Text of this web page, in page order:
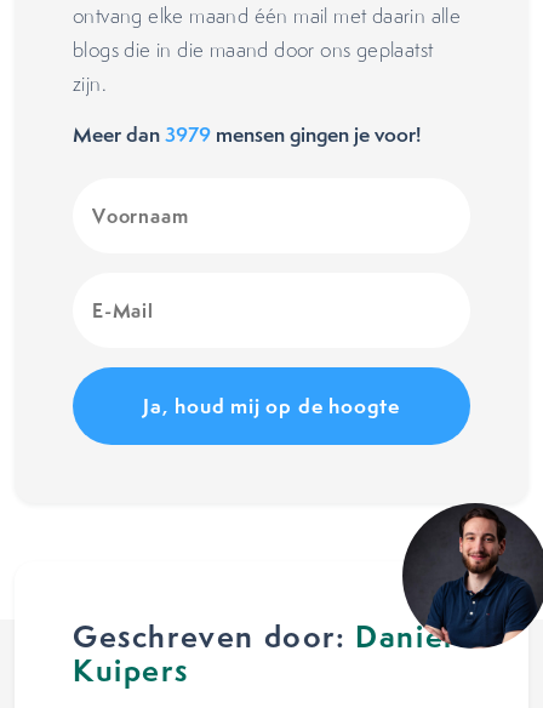
ontvang elke maand één mail met daarin alle
blogs die in die maand door ons geplaatst
zijn.
Meer dan3979 mensen gingen je voor!
(Vereist)
Mail
Geschreven door: Daniël
Kuipers